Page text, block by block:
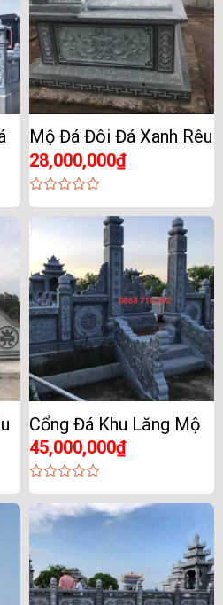
Mộ Đá Đôi Đá Xanh Rêu
28,000,000₫
0
Cổng Đá Khu Lăng Mộ
45,000,000₫
0
of
5